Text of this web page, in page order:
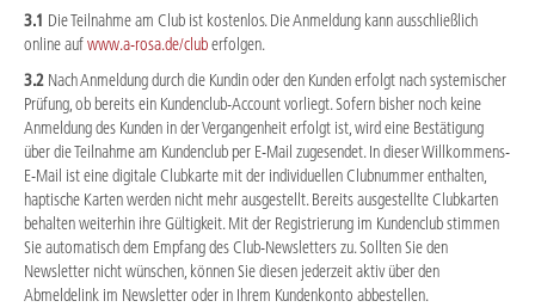
3.1 Die Teilnahme am Club ist kostenlos. Die Anmeldung kann ausschließlich
online aufwww.a-rosa.de/cluberfolgen.
3.2 Nach Anmeldung durch die Kundin oder den Kunden erfolgt nach systemischer
Prüfung, ob bereits ein Kundenclub-Account vorliegt. Sofern bisher noch keine
Anmeldung des Kunden in der Vergangenheit erfolgt ist, wird eine Bestätigung
über die Teilnahme am Kundenclub per E-Mail zugesendet. In dieser Willkommens-
E-Mail ist eine digitale Clubkarte mit der individuellen Clubnummer enthalten,
haptische Karten werden nicht mehr ausgestellt. Bereits ausgestellte Clubkarten
behalten weiterhin ihre Gültigkeit. Mit der Registrierung im Kundenclub stimmen
Sie automatisch dem Empfang des Club-Newsletters zu. Sollten Sie den
Newsletter nicht wünschen, können Sie diesen jederzeit aktiv über den
Abmeldelink im Newsletter oder in Ihrem Kundenkonto abbestellen.